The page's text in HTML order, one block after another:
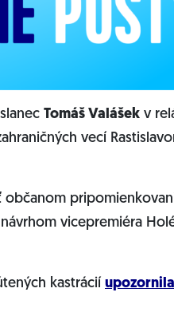
Tomáš Valášek v
vecí
občanom
vicepremiéra
kastrácií upozornila